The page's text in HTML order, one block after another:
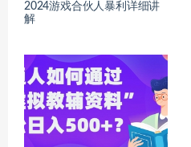
2024游戏合伙人暴利详细讲
解